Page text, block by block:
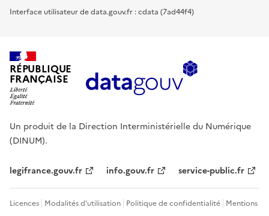
Interface utilisateur de data.gouv.fr : cdata (7ad44f4)
RÉPUBLIQUE
FRANÇAISE
Un produit de la Direction Interministérielle du Numérique
(DINUM).
legifrance.gouv.fr info.gouv.fr service-public.fr
Licences Modalités d'utilisation Politique de confidentialité Mentions